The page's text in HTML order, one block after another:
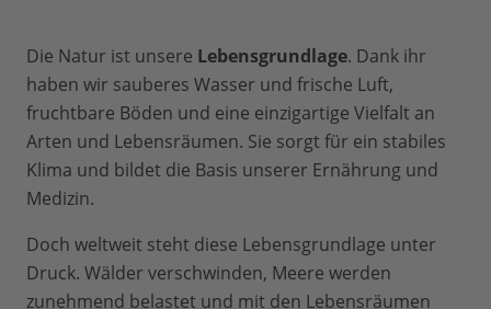
Die Natur ist unsere Lebensgrundlage. Dank ihr
haben wir sauberes Wasser und frische Luft,
fruchtbare Böden und eine einzigartige Vielfalt an
Arten und Lebensräumen. Sie sorgt für ein stabiles
Klima und bildet die Basis unserer Ernährung und
Medizin.
Doch weltweit steht diese Lebensgrundlage unter
Druck. Wälder verschwinden, Meere werden
zunehmend belastet und mit den Lebensräumen